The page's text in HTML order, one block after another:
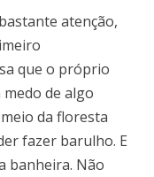
atenção,
que o próprio
de algo
da floresta
fazer barulho. E
banheira. Não